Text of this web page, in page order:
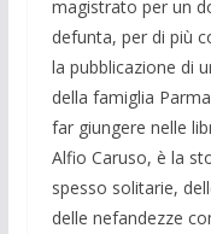
magistrato per un
defunta, per di più
la pubblicazione di
della famiglia
far giungere nelle
Alfio Caruso, è la
spesso solitarie,
delle nefandezze